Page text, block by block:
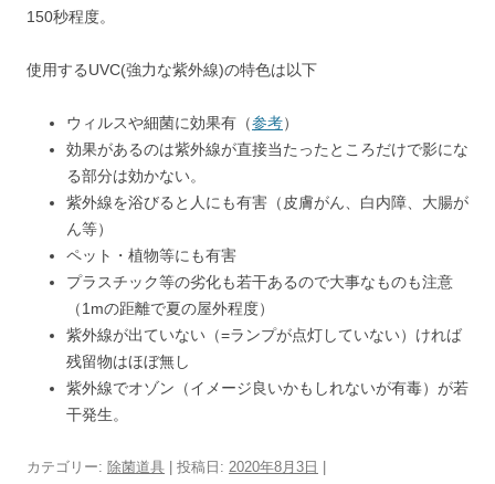
150秒程度。
使用するUVC(強力な紫外線)の特色は以下
ウィルスや細菌に効果有（参考）
効果があるのは紫外線が直接当たったところだけで影にな
る部分は効かない。
紫外線を浴びると人にも有害（皮膚がん、白内障、大腸が
ん等）
ペット・植物等にも有害
プラスチック等の劣化も若干あるので大事なものも注意
（1mの距離で夏の屋外程度）
紫外線が出ていない（=ランプが点灯していない）ければ
残留物はほぼ無し
紫外線でオゾン（イメージ良いかもしれないが有毒）が若
干発生。
カテゴリー: 除菌道具 | 投稿日: 2020年8月3日